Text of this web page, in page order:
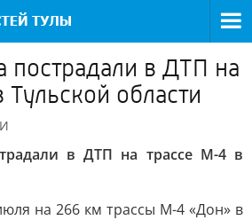
пострадали в ДТП на
области
в ДТП на трассе М-4 в
на 266 км трассы М-4 «Дон» в